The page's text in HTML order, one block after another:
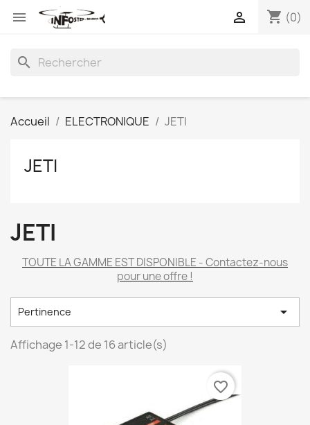
 shopping_cart (0)

search
Accueil ELECTRONIQUE JETI
JETI
JETI
TOUTE LA GAMME EST DISPONIBLE - Contactez-nous
pour une offre !
Pertinence 
Affichage 1-12 de 16 article(s)
favorite_border